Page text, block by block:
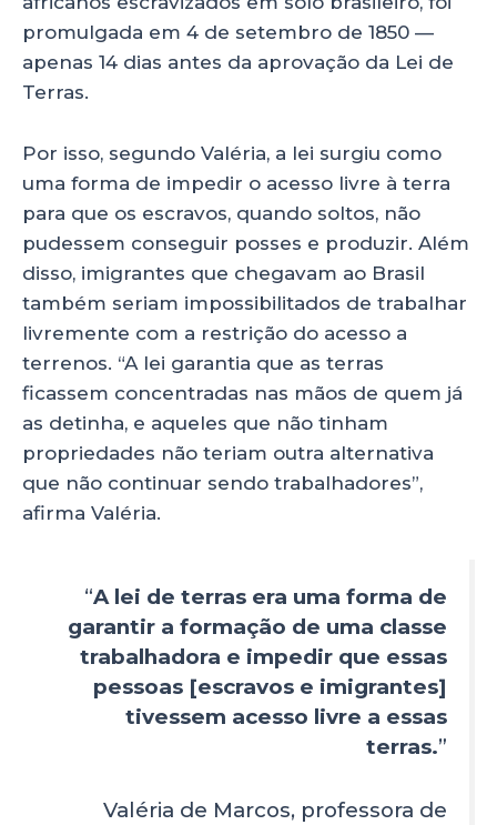
promulgada em 4 de setembro de 1850 —
apenas 14 dias antes da aprovação da Lei de
Terras.
Por isso, segundo Valéria, a lei surgiu como
uma forma de impedir o acesso livre à terra
para que os escravos, quando soltos, não
pudessem conseguir posses e produzir. Além
disso, imigrantes que chegavam ao Brasil
também seriam impossibilitados de trabalhar
livremente com a restrição do acesso a
terrenos. “A lei garantia que as terras
ficassem concentradas nas mãos de quem já
as detinha, e aqueles que não tinham
propriedades não teriam outra alternativa
que não continuar sendo trabalhadores”,
afirma Valéria.
“A lei de terras era uma forma de
garantir a formação de uma classe
trabalhadora e impedir que essas
pessoas [escravos e imigrantes]
tivessem acesso livre a essas
terras.”
Valéria de Marcos, professora de